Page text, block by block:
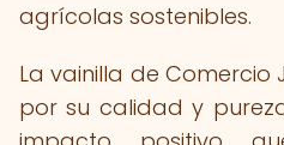
agrícolas sostenibles.
La vainilla de
por su calidad y